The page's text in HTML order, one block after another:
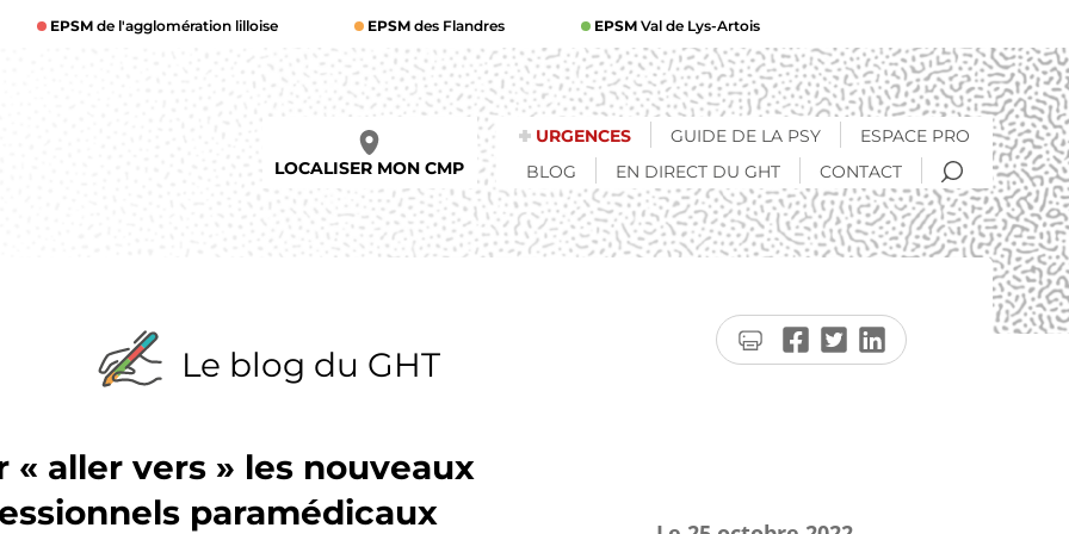
EPSM de l'agglomération lilloise EPSM des Flandres EPSM Val de Lys-Artois
LOCALISER MON CMP
URGENCES GUIDE DE LA PSY
ESPACE PRO
BLOG
EN DIRECT DU GHT CONTACT RECHERCHE
Le blog du GHT
« aller vers » les nouveaux
paramédicaux
Imprimer
la
Partager
sur
Partager
sur
Partager
sur